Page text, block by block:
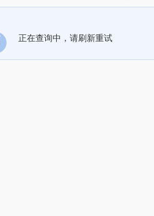
正在查询中，请刷新重试